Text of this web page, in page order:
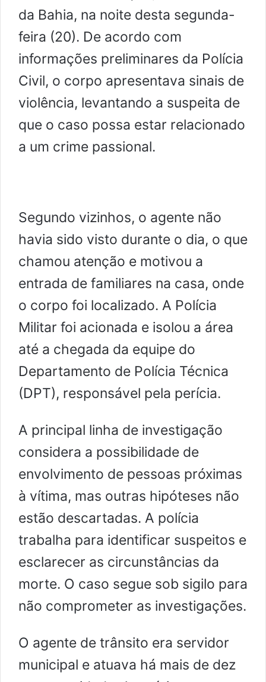
da Bahia, na noite desta segunda-
feira (20). De acordo com
informações preliminares da Polícia
Civil, o corpo apresentava sinais de
violência, levantando a suspeita de
que o caso possa estar relacionado
a um crime passional.
Segundo vizinhos, o agente não
havia sido visto durante o dia, o que
chamou atenção e motivou a
entrada de familiares na casa, onde
o corpo foi localizado. A Polícia
Militar foi acionada e isolou a área
até a chegada da equipe do
Departamento de Polícia Técnica
(DPT), responsável pela perícia.
A principal linha de investigação
considera a possibilidade de
envolvimento de pessoas próximas
à vítima, mas outras hipóteses não
estão descartadas. A polícia
trabalha para identificar suspeitos e
esclarecer as circunstâncias da
morte. O caso segue sob sigilo para
não comprometer as investigações.
O agente de trânsito era servidor
municipal e atuava há mais de dez